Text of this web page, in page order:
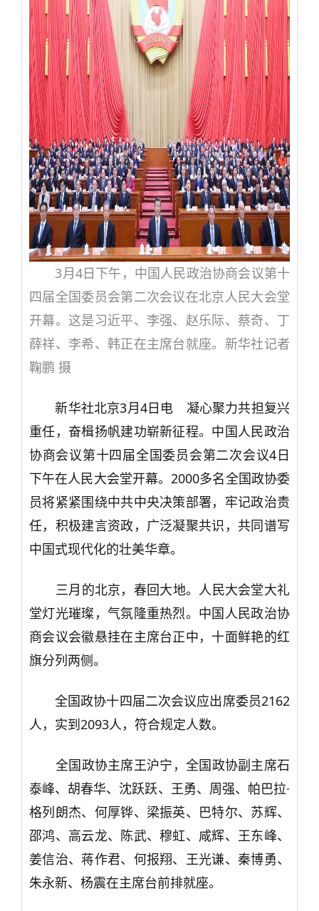
3月4日下午，中国人民政治协商会议第十
四届全国委员会第二次会议在北京人民大会堂
开幕。这是习近平、李强、赵乐际、蔡奇、丁
薛祥、李希、韩正在主席台就座。新华社记者
鞠鹏 摄
新华社北京3月4日电 凝心聚力共担复兴
重任，奋楫扬帆建功崭新征程。中国人民政治
协商会议第十四届全国委员会第二次会议4日
下午在人民大会堂开幕。2000多名全国政协委
员将紧紧围绕中共中央决策部署，牢记政治责
任，积极建言资政，广泛凝聚共识，共同谱写
中国式现代化的壮美华章。
三月的北京，春回大地。人民大会堂大礼
堂灯光璀璨，气氛隆重热烈。中国人民政治协
商会议会徽悬挂在主席台正中，十面鲜艳的红
旗分列两侧。
全国政协十四届二次会议应出席委员2162
人，实到2093人，符合规定人数。
全国政协主席王沪宁，全国政协副主席石
泰峰、胡春华、沈跃跃、王勇、周强、帕巴拉·
格列朗杰、何厚铧、梁振英、巴特尔、苏辉、
邵鸿、高云龙、陈武、穆虹、咸辉、王东峰、
姜信治、蒋作君、何报翔、王光谦、秦博勇、
朱永新、杨震在主席台前排就座。